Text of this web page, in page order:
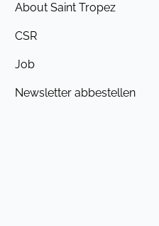
About Saint Tropez
CSR
Job
Newsletter abbestellen